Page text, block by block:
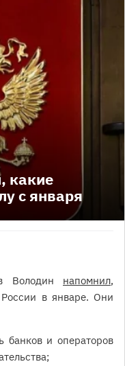
какие
с января
Володин напомнил,
в январе. Они
банков и операторов